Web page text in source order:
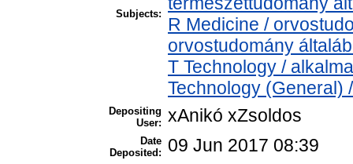
Subjects:
R Medicine /
orvostudomány
T Technology /
Technology (General)
Depositing
User: xAnikó xZsoldos
Date
Deposited:
09 Jun 2017 08:39